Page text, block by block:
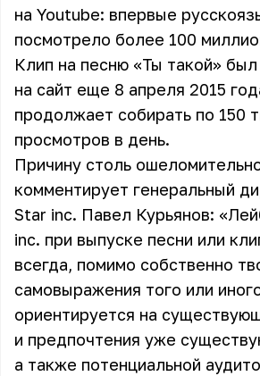
на Youtube: впервые
посмотрело более 100
Клип на песню «Ты такой»
на сайт еще 8 апреля 2015
продолжает собирать по 150
просмотров в день.
Причину столь
комментирует генеральный
Star inc. Павел Курьянов:
inc. при выпуске песни или
всегда, помимо собственно
самовыражения того или
ориентируется на
и предпочтения уже
а также потенциальной